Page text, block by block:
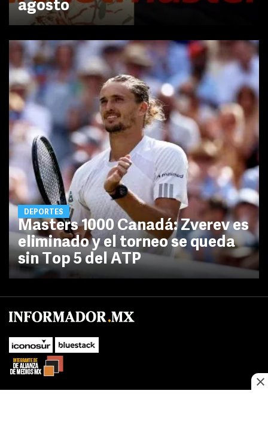
agosto
DEPORTES
Masters 1000 Canadá: Zverev es
eliminado y el torneo se queda
sin Top 5 del ATP